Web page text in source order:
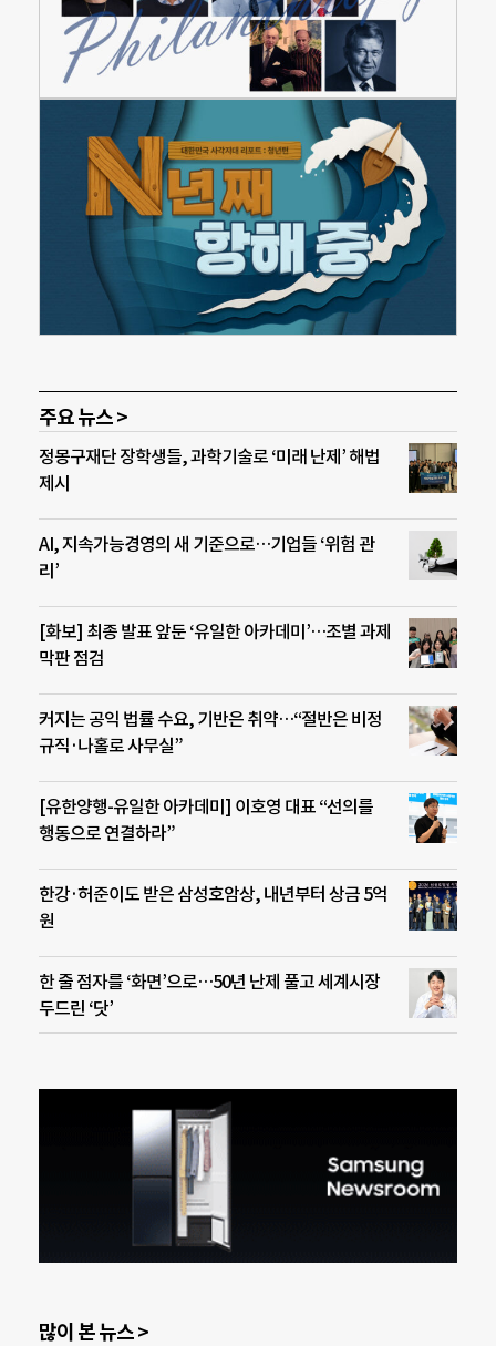
주요 뉴스 >
정몽구재단 장학생들, 과학기술로 ‘미래 난제’ 해법
제시
AI, 지속가능경영의 새 기준으로…기업들 ‘위험 관
리’
[화보] 최종 발표 앞둔 ‘유일한 아카데미’…조별 과제
막판 점검
커지는 공익 법률 수요, 기반은 취약…“절반은 비정
규직·나홀로 사무실”
[유한양행-유일한 아카데미] 이호영 대표 “선의를
행동으로 연결하라”
한강·허준이도 받은 삼성호암상, 내년부터 상금 5억
원
한 줄 점자를 ‘화면’으로…50년 난제 풀고 세계시장
두드린 ‘닷’
많이 본 뉴스 >